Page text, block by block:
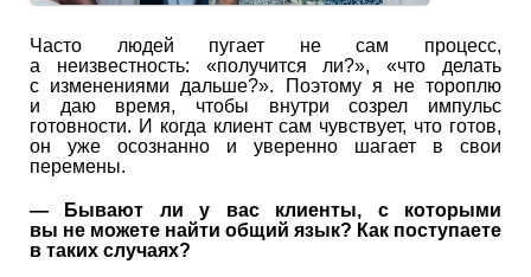
Часто людей пугает не сам процесс,
а неизвестность: «получится ли?», «что делать
с изменениями дальше?». Поэтому я не тороплю
и даю время, чтобы внутри созрел импульс
готовности. И когда клиент сам чувствует, что готов,
он уже осознанно и уверенно шагает в свои
перемены.
—
Бывают ли у вас клиенты, с которыми
вы не можете найти общий язык? Как поступаете
в таких случаях?